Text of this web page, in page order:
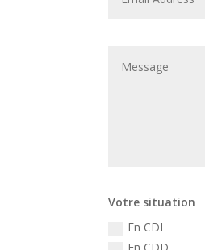
Votre situation
En CDI